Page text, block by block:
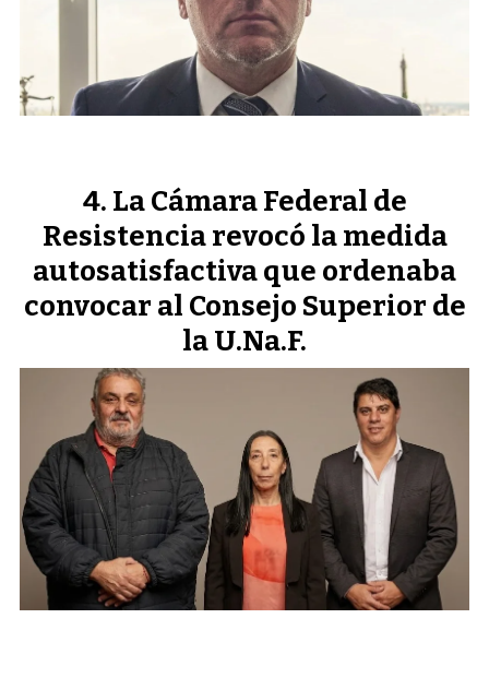
La Cámara Federal de
Resistencia revocó la medida
autosatisfactiva que ordenaba
convocar al Consejo Superior de
la U.Na.F.